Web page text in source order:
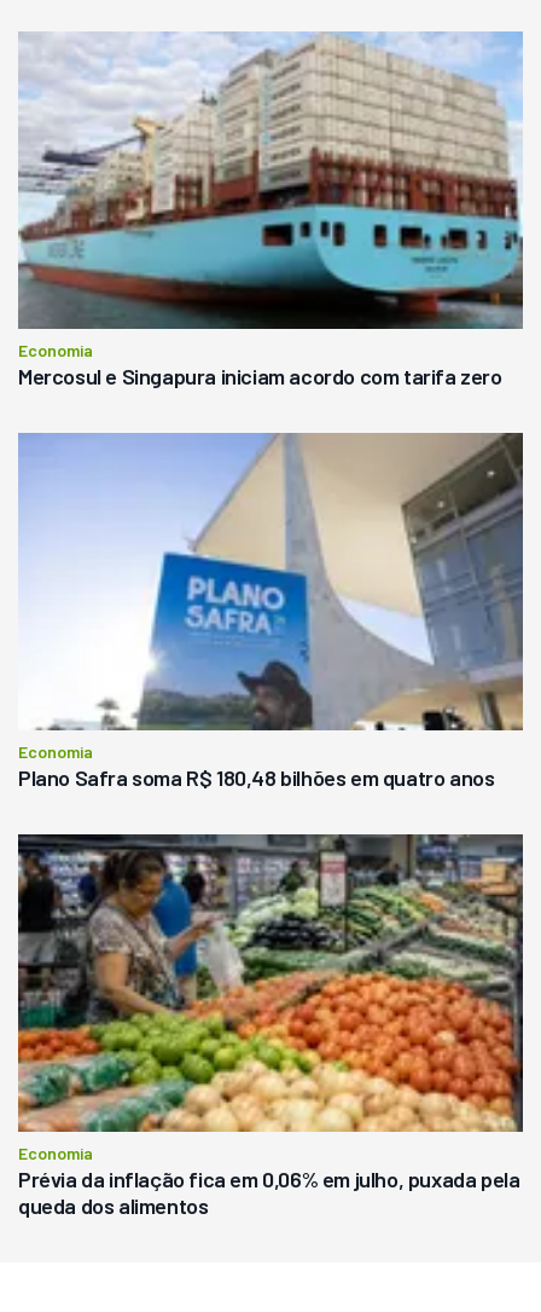
Economia
Mercosul e Singapura iniciam acordo com tarifa zero
Economia
Plano Safra soma R$ 180,48 bilhões em quatro anos
Economia
Prévia da inflação fica em 0,06% em julho, puxada pela
queda dos alimentos